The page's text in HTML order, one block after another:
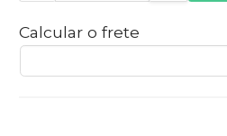
Calcular o frete